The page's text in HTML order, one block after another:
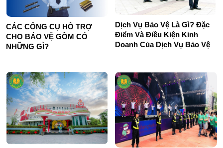
CÁC CÔNG CỤ HỖ TRỢ
CHO BẢO VỆ GỒM CÓ
NHỮNG GÌ?
Dịch Vụ Bảo Vệ Là Gì? Đặc
Điểm Và Điều Kiện Kinh
Doanh Của Dịch Vụ Bảo Vệ